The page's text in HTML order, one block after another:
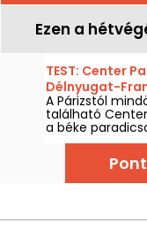
Ezen a
TEST: Center
Délnyugat-
A Párizstól
található
a béke
Nouvelle-